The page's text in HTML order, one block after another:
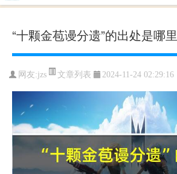
“十颗金苞谩分遗”的出处是哪里
网友:jzs 文章列表 2024-11-24 02:29:16